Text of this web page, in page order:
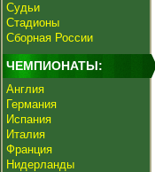
Судьи
Стадионы
Сборная России
ЧЕМПИОНАТЫ:
Англия
Германия
Испания
Италия
Франция
Нидерланды